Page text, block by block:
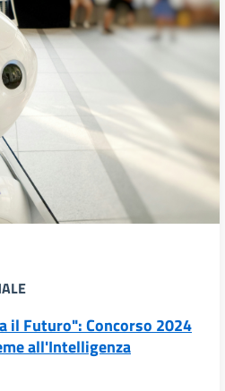
il Futuro": Concorso 2024
all'Intelligenza